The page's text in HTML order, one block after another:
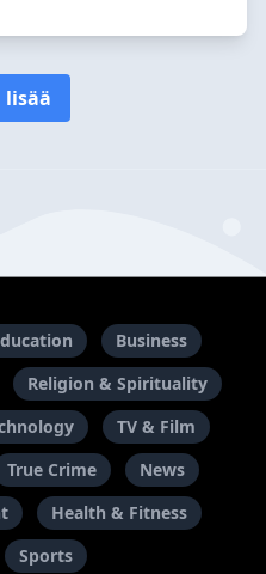
lisää
Business
Religion & Spirituality
TV & Film
True Crime
News
Health & Fitness
Sports